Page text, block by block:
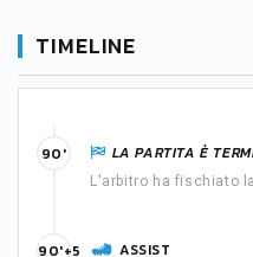
TIMELINE
LA PARTITA È
L'arbitro ha fischiato
90'
ASSIST
90'+5